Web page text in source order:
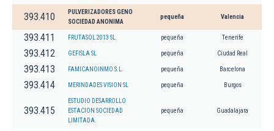
393.410
PULVERIZADORES GENO
SOCIEDAD ANONIMA
pequeña Valencia
393.411 FRUTASOL 2013 SL. pequeña Tenerife
393.412 GEFISLA SL pequeña Ciudad Real
393.413 FAMICANOINMO S.L. pequeña Barcelona
393.414 MERINDADES VISION SL pequeña Burgos
393.415
ESTUDIO DESARROLLO
ESTACION SOCIEDAD
LIMITADA.
pequeña Guadalajara